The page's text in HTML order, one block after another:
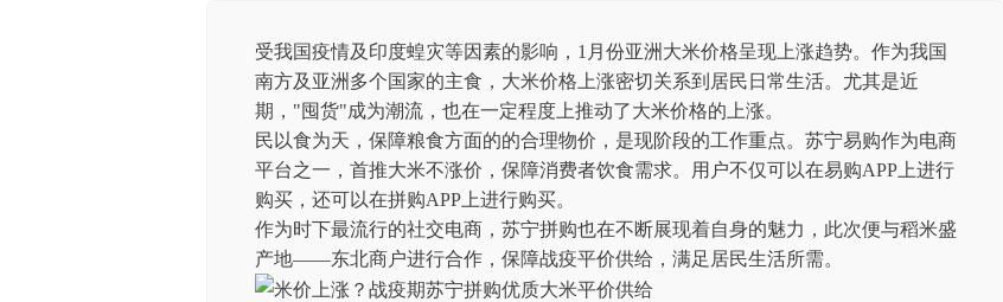
受我国疫情及印度蝗灾等因素的影响，1月份亚洲大米价格呈现上涨趋势。作为我国
南方及亚洲多个国家的主食，大米价格上涨密切关系到居民日常生活。尤其是近
期，"囤货"成为潮流，也在一定程度上推动了大米价格的上涨。
民以食为天，保障粮食方面的的合理物价，是现阶段的工作重点。苏宁易购作为电商
平台之一，首推大米不涨价，保障消费者饮食需求。用户不仅可以在易购APP上进行
购买，还可以在拼购APP上进行购买。
作为时下最流行的社交电商，苏宁拼购也在不断展现着自身的魅力，此次便与稻米盛
产地——东北商户进行合作，保障战疫平价供给，满足居民生活所需。